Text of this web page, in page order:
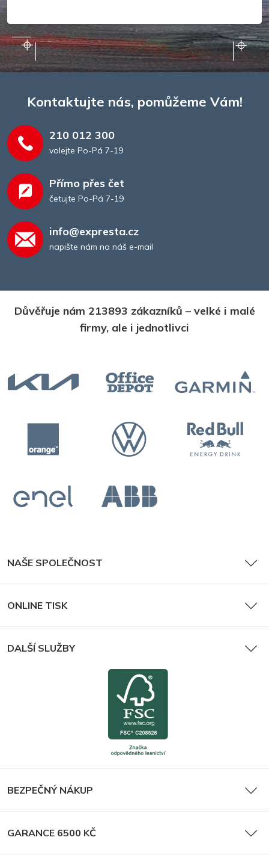
Kontaktujte nás, pomůžeme Vám!
210 012 300
volejte Po-Pá 7-19
Přímo přes čet
četujte Po-Pá 7-19
info@expresta.cz
napište nám na náš e-mail
Důvěřuje nám 213893 zákazníků – velké i malé
firmy, ale i jednotlivci
NAŠE SPOLEČNOST
ONLINE TISK
DALŠÍ SLUŽBY
BEZPEČNÝ NÁKUP
GARANCE 6500 KČ